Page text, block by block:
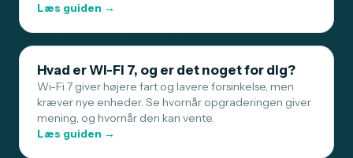
Læs guiden →
Hvad er Wi-Fi 7, og er det noget for dig?
Wi-Fi 7 giver højere fart og lavere forsinkelse, men
kræver nye enheder. Se hvornår opgraderingen giver
mening, og hvornår den kan vente.
Læs guiden →